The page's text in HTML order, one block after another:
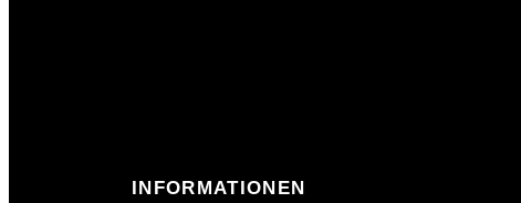
INFORMATIONEN